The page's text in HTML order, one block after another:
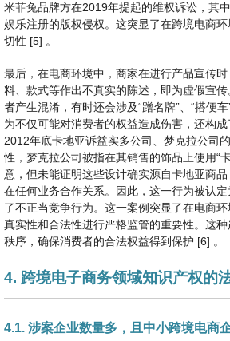
米菲兔品牌方在2019年提起的维权诉讼，其
娱乐注册的版权侵权。这突显了在跨境电商
切性 [5] 。
最后，在电商环境中，商家在进行产品宣传
料、款式等作出不真实的陈述，即为虚假宣
者产生混淆，有时还会涉及“蹭名牌”、“搭便
为不仅可能对消费者的权益造成伤害，还构
2012年底卡地亚诉益实多公司、梦克拉公司
性，梦克拉公司被指在其销售的饰品上使用“
意，但未能证明这些设计确实源自卡地亚商
在任何业务合作关系。因此，这一行为被认
了不正当竞争行为。这一案例突显了在电商
真实性和合法性进行严格监管的重要性。这
秩序，确保消费者的合法权益得到保护 [6] 。
4. 跨境电子商务领域知识产权的
4.1. 涉案企业数量多，且中小跨境电商